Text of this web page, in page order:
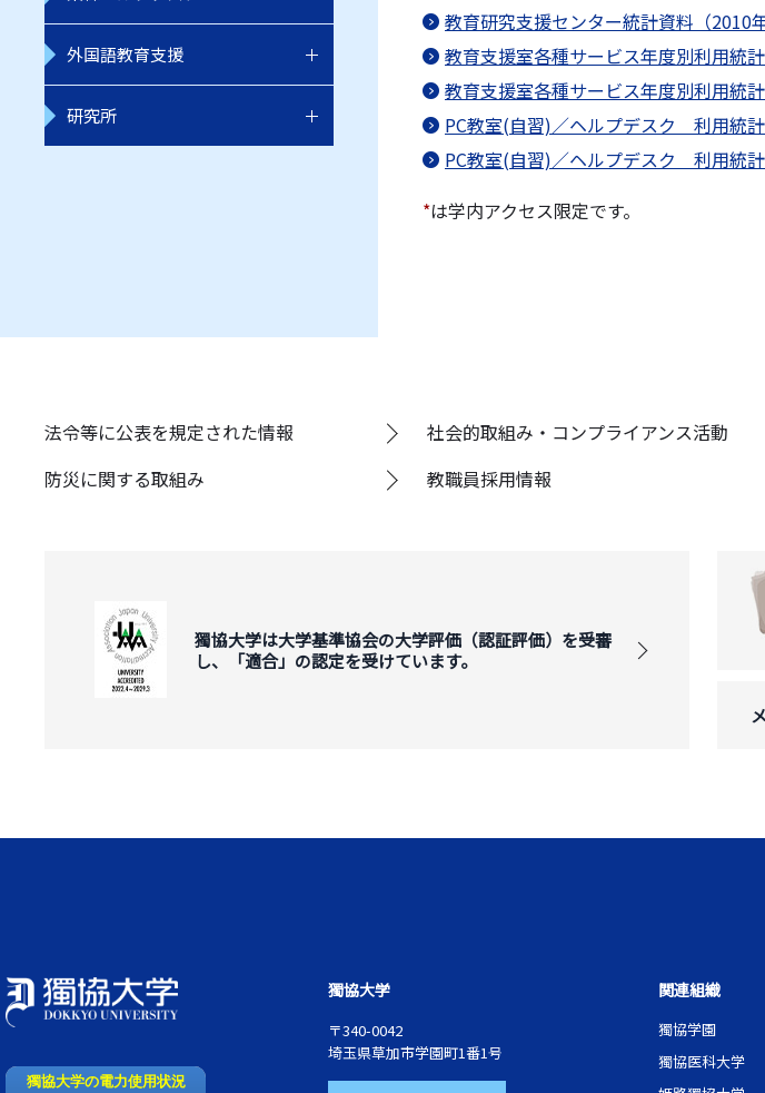
外国語教育支援
研究所
教育研究支援センター統計資料（2010年
教育支援室各種サービス年度別利用統計
教育支援室各種サービス年度別利用統計
PC教室(自習)／ヘルプデスク 利用統計
PC教室(自習)／ヘルプデスク 利用統計
*は学内アクセス限定です。
法令等に公表を規定された情報 社会的取組み・コンプライアンス活動
防災に関する取組み
教職員採用情報
獨協大学は大学基準協会の大学評価（認証評価）を受審
し、「適合」の認定を受けています。
獨協大学
〒340-0042
埼玉県草加市学園町1番1号
関連組織
獨協学園
獨協医科大学